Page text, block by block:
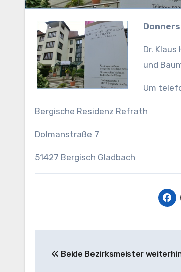
Dr.
und
Um
Bergische Residenz Refrath
Dolmanstraße 7
51427 Bergisch Gladbach
Beide Bezirksmeister